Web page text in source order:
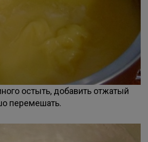
остыть, добавить отжатый
перемешать.